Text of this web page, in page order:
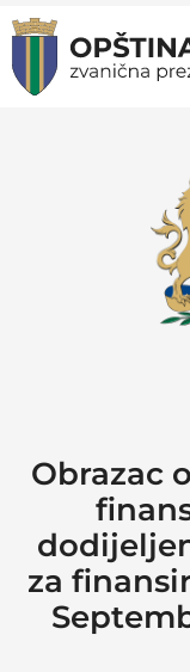
Obrazac
za